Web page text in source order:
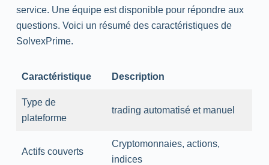
service. Une équipe est disponible pour répondre aux
questions. Voici un résumé des caractéristiques de
SolvexPrime.
Caractéristique Description
Type de
plateforme
trading automatisé et manuel
Actifs couverts
Cryptomonnaies, actions,
indices